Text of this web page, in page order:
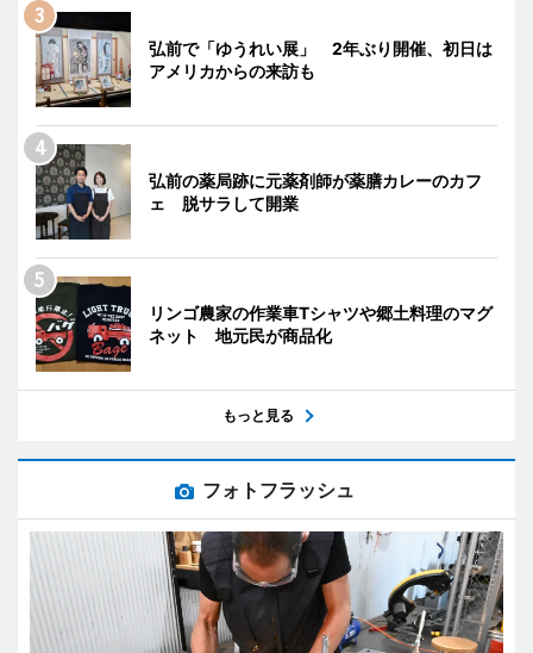
弘前で「ゆうれい展」 2年ぶり開催、初日は
アメリカからの来訪も
弘前の薬局跡に元薬剤師が薬膳カレーのカフ
ェ 脱サラして開業
リンゴ農家の作業車Tシャツや郷土料理のマグ
ネット 地元民が商品化
もっと見る
フォトフラッシュ